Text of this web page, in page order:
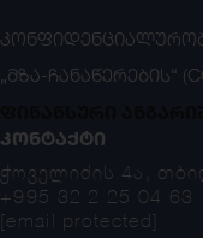
„ᲛᲖᲐ-ᲩᲐᲜᲐᲬᲔᲠᲔᲑᲘᲡ“
ᲙᲝᲜᲢᲐᲥᲢᲘ
ჭოველიძის 4ა,
+995 32 2 25 04 63
[email protected]